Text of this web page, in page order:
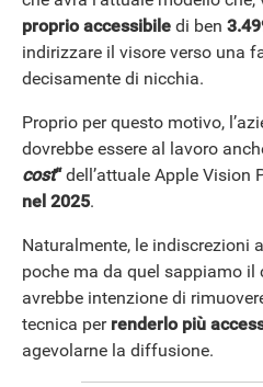
proprio accessibile di ben
indirizzare il visore verso una
decisamente di nicchia.
Proprio per questo motivo,
dovrebbe essere al lavoro
cost“dell’attuale Apple Vision
nel 2025.
Naturalmente, le indiscrezioni
poche ma da quel sappiamo
avrebbe intenzione di
tecnica per renderlo più
agevolarne la diffusione.